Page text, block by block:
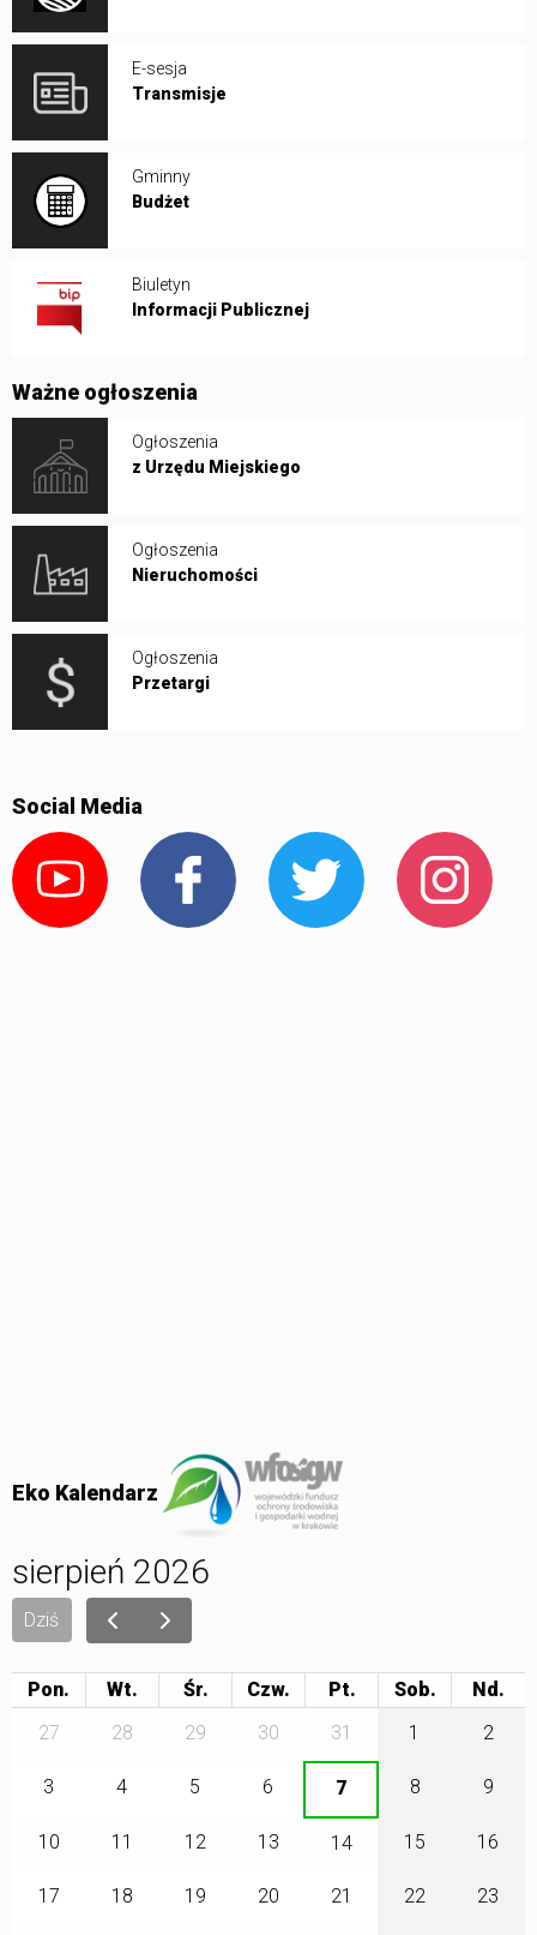
E-sesja
Transmisje
Gminny
Budżet
Biuletyn
Informacji Publicznej
Ważne ogłoszenia
Ogłoszenia
z Urzędu Miejskiego
Ogłoszenia
Nieruchomości
Ogłoszenia
Przetargi
Social Media
Eko Kalendarz
sierpień 2026
Dziś
Pon. Wt. Śr. Czw. Pt.
Sob.
27
28 29 30 31 1 2
3 4 5 6 7 8 9
10 11 12 13 14 15 16
17 18 19 20 21 22 23